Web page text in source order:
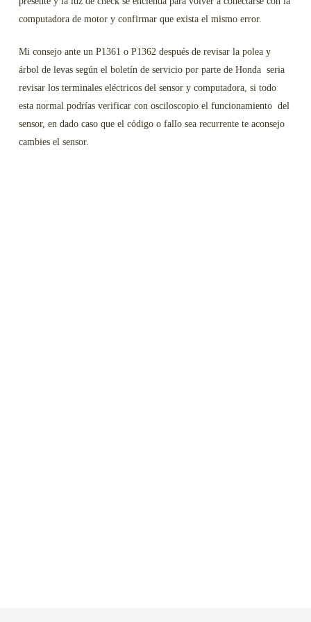
computadora de motor y confirmar que exista el mismo error.
Mi consejo ante un P1361 o P1362 después de revisar la polea y
árbol de levas según el boletín de servicio por parte de Honda seria
revisar los terminales eléctricos del sensor y computadora, si todo
esta normal podrías verificar con osciloscopio el funcionamiento del
sensor, en dado caso que el código o fallo sea recurrente te aconsejo
cambies el sensor.